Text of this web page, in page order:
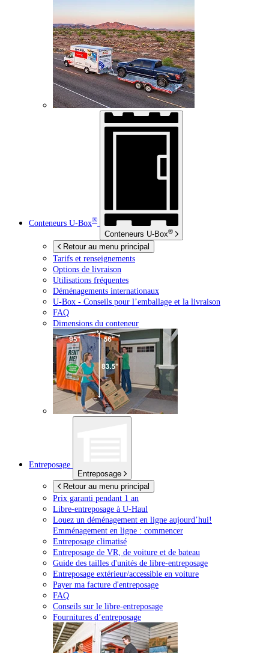
Conteneurs U-Box®
Conteneurs U-Box®
Retour au menu principal
Tarifs et renseignements
Options de livraison
Utilisations fréquentes
Déménagements internationaux
U-Box - Conseils pour l’emballage et la livraison
FAQ
Dimensions du conteneur
Entreposage
Entreposage
Retour au menu principal
Prix garanti pendant 1 an
Libre-entreposage à U-Haul
Louez un déménagement en ligne aujourd’hui!
Emménagement en ligne : commencer
Entreposage climatisé
Entreposage de VR, de voiture et de bateau
Guide des tailles d'unités de libre-entreposage
Entreposage extérieur/accessible en voiture
Payer ma facture d'entreposage
FAQ
Conseils sur le libre-entreposage
Fournitures d’entreposage